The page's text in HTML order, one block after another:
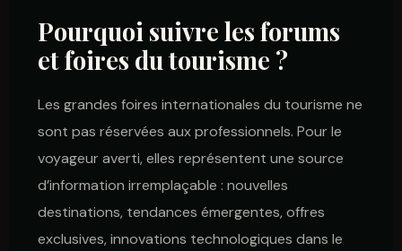
Pourquoi suivre les forums
et foires du tourisme ?
Les grandes foires internationales du tourisme ne
sont pas réservées aux professionnels. Pour le
voyageur averti, elles représentent une source
d’information irremplaçable : nouvelles
destinations, tendances émergentes, offres
exclusives, innovations technologiques dans le